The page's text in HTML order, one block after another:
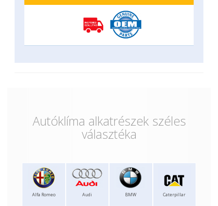
Autóklíma alkatrészek széles
választéka
Alfa Romeo Audi BMW Caterpillar